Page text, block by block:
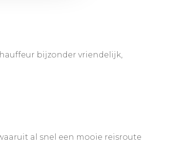
bijzonder vriendelijk,
al snel een mooie reisroute